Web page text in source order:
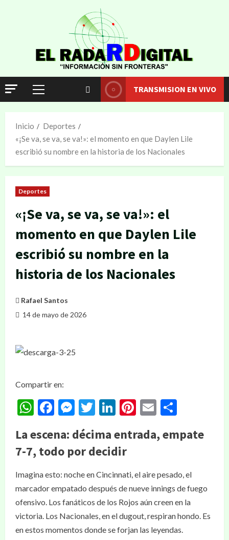
TRANSMISION EN VIVO
Inicio
Deportes
«¡Se va, se va, se va!»: el momento en que Daylen Lile
escribió su nombre en la historia de los Nacionales
Deportes
«¡Se va, se va, se va!»: el
momento en que Daylen Lile
escribió su nombre en la
historia de los Nacionales
Rafael Santos
14 de mayo de 2026
Compartir en:
WhatsApp
Facebook
Messenger
Twitter
LinkedIn
Pinterest
Email
La escena: décima entrada, empate
7-7, todo por decidir
Imagina esto: noche en Cincinnati, el aire pesado, el
marcador empatado después de nueve innings de fuego
ofensivo. Los fanáticos de los Rojos aún creen en la
victoria. Los Nacionales, en el dugout, respiran hondo. Es
en estos momentos donde se forjan las leyendas.